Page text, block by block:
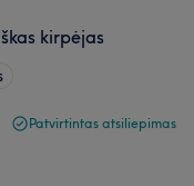
kirpėjas
Patvirtintas atsiliepimas